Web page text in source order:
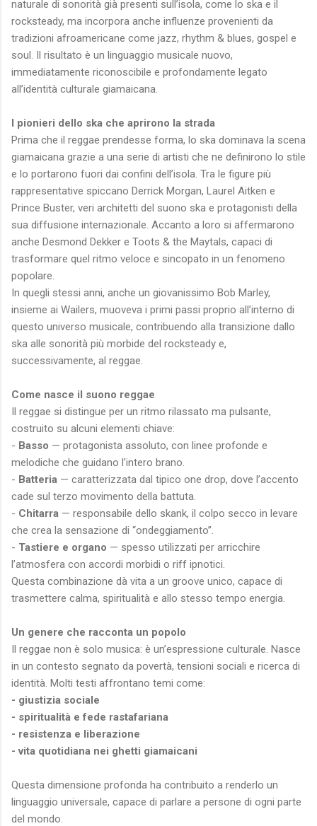
naturale di sonorità già presenti sull’isola, come lo ska e il
rocksteady, ma incorpora anche influenze provenienti da
tradizioni afroamericane come jazz, rhythm & blues, gospel e
soul. Il risultato è un linguaggio musicale nuovo,
immediatamente riconoscibile e profondamente legato
all’identità culturale giamaicana.
I pionieri dello ska che aprirono la strada
Prima che il reggae prendesse forma, lo ska dominava la scena
giamaicana grazie a una serie di artisti che ne definirono lo stile
e lo portarono fuori dai confini dell’isola. Tra le figure più
rappresentative spiccano Derrick Morgan, Laurel Aitken e
Prince Buster, veri architetti del suono ska e protagonisti della
sua diffusione internazionale. Accanto a loro si affermarono
anche Desmond Dekker e Toots & the Maytals, capaci di
trasformare quel ritmo veloce e sincopato in un fenomeno
popolare.
In quegli stessi anni, anche un giovanissimo Bob Marley,
insieme ai Wailers, muoveva i primi passi proprio all’interno di
questo universo musicale, contribuendo alla transizione dallo
ska alle sonorità più morbide del rocksteady e,
successivamente, al reggae.
Come nasce il suono reggae
Il reggae si distingue per un ritmo rilassato ma pulsante,
costruito su alcuni elementi chiave:
- Basso — protagonista assoluto, con linee profonde e
melodiche che guidano l’intero brano.
- Batteria — caratterizzata dal tipico one drop, dove l’accento
cade sul terzo movimento della battuta.
- Chitarra — responsabile dello skank, il colpo secco in levare
che crea la sensazione di “ondeggiamento”.
- Tastiere e organo — spesso utilizzati per arricchire
l’atmosfera con accordi morbidi o riff ipnotici.
Questa combinazione dà vita a un groove unico, capace di
trasmettere calma, spiritualità e allo stesso tempo energia.
Un genere che racconta un popolo
Il reggae non è solo musica: è un’espressione culturale. Nasce
in un contesto segnato da povertà, tensioni sociali e ricerca di
identità. Molti testi affrontano temi come:
- giustizia sociale
- spiritualità e fede rastafariana
- resistenza e liberazione
- vita quotidiana nei ghetti giamaicani
Questa dimensione profonda ha contribuito a renderlo un
linguaggio universale, capace di parlare a persone di ogni parte
del mondo.